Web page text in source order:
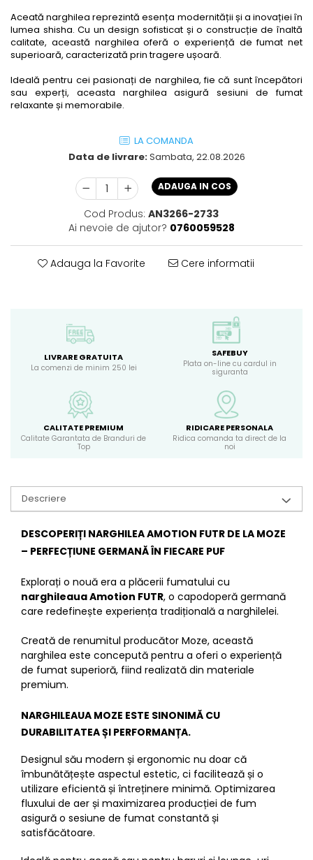
Aceată narghilea reprezintă esența modernității și a inovației în
lumea shisha. Cu un design sofisticat și o construcție de înaltă
calitate, această narghilea oferă o experiență de fumat net
superioară, caracterizată prin tragere ușoară.
Ideală pentru cei pasionați de narghilea, fie că sunt începători
sau experți, aceasta narghilea asigură sesiuni de fumat
relaxante și memorabile.
LA COMANDA
Data de livrare:Sambata, 22.08.2026
ADAUGA IN COS
Cod Produs: AN3266-2733
Ai nevoie de ajutor? 0760059528
Adauga la Favorite Cere informatii
LIVRARE GRATUITA
La comenzi de minim 250 lei
SAFEBUY
Plata on-line cu cardul in
siguranta
CALITATE PREMIUM
Calitate Garantata de Branduri de
Top
RIDICARE PERSONALA
Ridica comanda ta direct de la
noi
Descriere
DESCOPERIȚI NARGHILEA AMOTION FUTR DE LA MOZE
– PERFECȚIUNE GERMANĂ ÎN FIECARE PUF
Explorați o nouă era a plăcerii fumatului cu
narghileaua Amotion FUTR, o capodoperă germană
care redefinește experiența tradițională a narghilelei.
Creată de renumitul producător Moze, această
narghilea este concepută pentru a oferi o experiență
de fumat superioră, fiind realizată din materiale
premium.
NARGHILEAUA MOZE ESTE SINONIMĂ CU
DURABILITATEA ȘI PERFORMANȚA.
Designul său modern și ergonomic nu doar că
îmbunătățește aspectul estetic, ci facilitează și o
utilizare eficientă și întreținere minimă. Optimizarea
fluxului de aer și maximizarea producției de fum
asigură o sesiune de fumat constantă și
satisfăcătoare.